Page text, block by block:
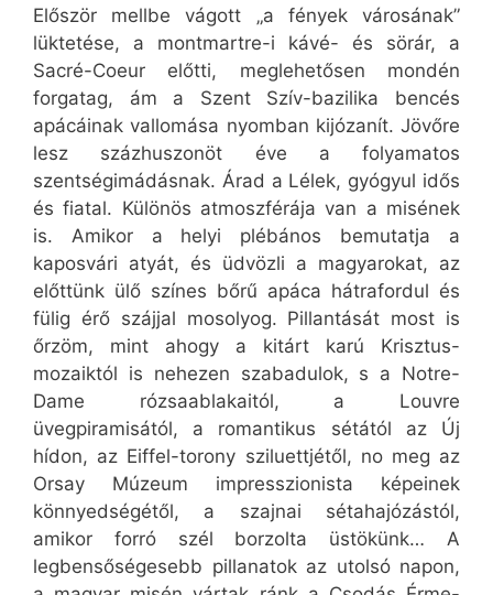
Először mellbe vágott „a fények városának”
lüktetése, a montmartre-i kávé- és sörár, a
Sacré-Coeur előtti, meglehetősen mondén
forgatag, ám a Szent Szív-bazilika bencés
apácáinak vallomása nyomban kijózanít. Jövőre
lesz százhuszonöt éve a folyamatos
szentségimádásnak. Árad a Lélek, gyógyul idős
és fiatal. Különös atmoszférája van a misének
is. Amikor a helyi plébános bemutatja a
kaposvári atyát, és üdvözli a magyarokat, az
előttünk ülő színes bőrű apáca hátrafordul és
fülig érő szájjal mosolyog. Pillantását most is
őrzöm, mint ahogy a kitárt karú Krisztus-
mozaiktól is nehezen szabadulok, s a Notre-
Dame rózsaablakaitól, a Louvre
üvegpiramisától, a romantikus sétától az Új
hídon, az Eiffel-torony sziluettjétől, no meg az
Orsay Múzeum impresszionista képeinek
könnyedségétől, a szajnai sétahajózástól,
amikor forró szél borzolta üstökünk… A
legbensőségesebb pillanatok az utolsó napon,